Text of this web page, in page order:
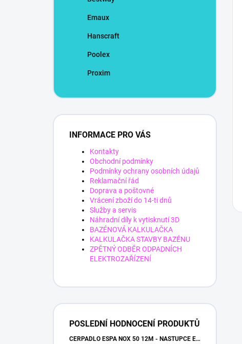
Emaux
Hanscraft
Poolex
Proxim
INFORMACE PRO VÁS
Kontakty
Obchodní podmínky
Podmínky ochrany osobních údajů
Reklamační řád
Doprava a poštovné
Vrácení zboží do 14-ti dnů
Služby a servis
Náhradní díly k vytisknutí 3D
BAZÉNOVÁ KALKULAČKA
KALKULAČKA STAVBY BAZÉNU
ZPĚTNÝ ODBĚR ODPADNÍCH
ELEKTROZAŘÍZENÍ
POSLEDNÍ HODNOCENÍ PRODUKTŮ
ČERPADLO ESPA NOX 50 12M - NÁSTUPCE ESPA IRIS